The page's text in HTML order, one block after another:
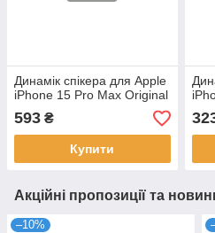
Динамік спікера для Apple
iPhone 15 Pro Max Original
593 ₴
Купити
Акційні пропозиції та
–10%